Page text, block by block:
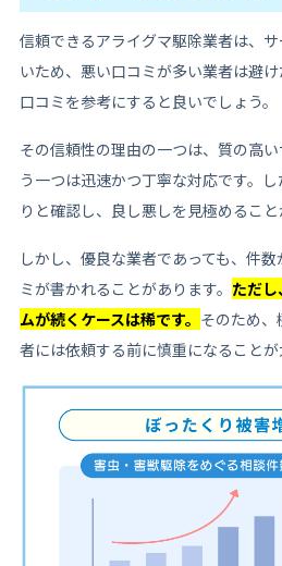
信頼できるアライグマ駆除業者は、
いため、悪い口コミが多い業者は避
口コミを参考にすると良いでしょう。
その信頼性の理由の一つは、質の高
う一つは迅速かつ丁寧な対応です。
りと確認し、良し悪しを見極めること
しかし、優良な業者であっても、件
ミが書かれることがあります。 ただ
ムが続くケースは稀です。 そのため
者には依頼する前に慎重になることが